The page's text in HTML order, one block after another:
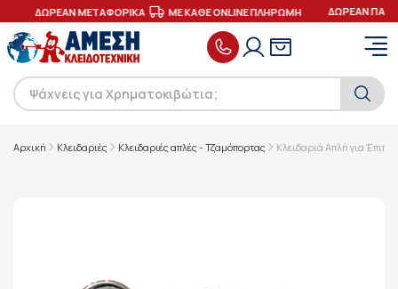
ΔΩΡΕΑΝ ΜΕΤΑΦΟΡΙΚΑ ΜΕ ΚΑΘΕ ONLINE ΠΛΗΡΩΜΗ ΔΩΡΕΑΝ
Αρχική Κλειδαριές Κλειδαριές απλές - Τζαμόπορτας Κλειδαριά Απλή για Έπιπλα